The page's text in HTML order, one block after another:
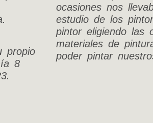
propio
8
ocasiones nos
estudio de los
pintor eligiendo las
materiales de
poder pintar